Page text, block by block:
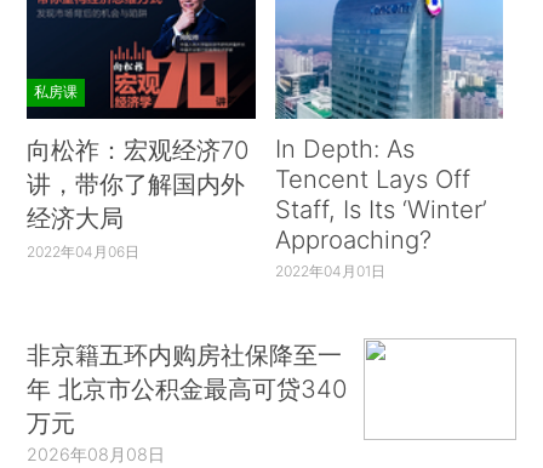
私房课
向松祚：宏观经济70
讲，带你了解国内外
经济大局
2022年04月06日
In Depth: As
Tencent Lays Off
Staff, Is Its ‘Winter’
Approaching?
2022年04月01日
非京籍五环内购房社保降至一
年 北京市公积金最高可贷340
万元
2026年08月08日